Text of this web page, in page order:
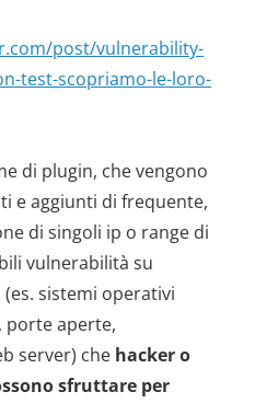
post/vulnerability-
test-scopriamo-le-loro-
di plugin, che vengono
e aggiunti di frequente,
di singoli ip o range di
vulnerabilità su
sistemi operativi
porte aperte,
server) che hacker o
sfruttare per